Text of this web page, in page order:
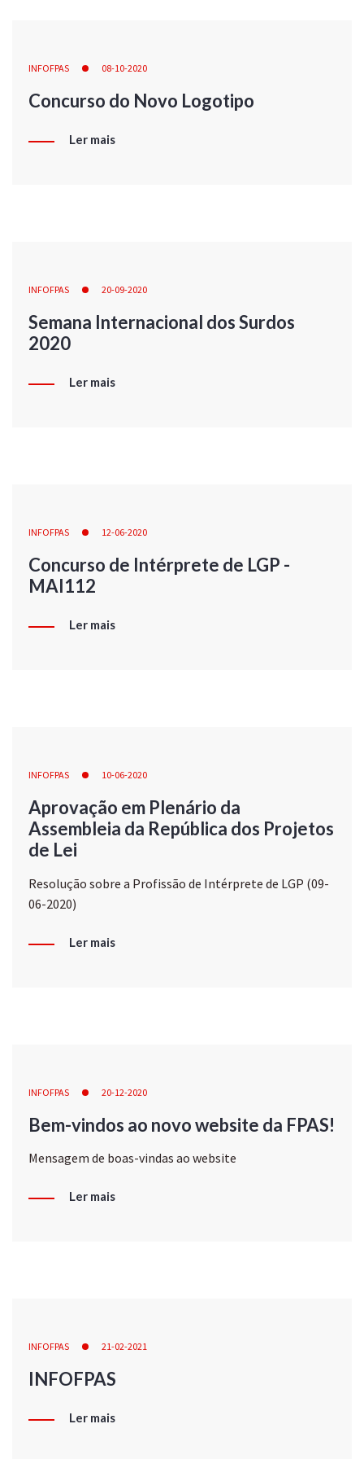
INFOFPAS 08-10-2020
Concurso do Novo Logotipo
Ler mais
INFOFPAS 20-09-2020
Semana Internacional dos Surdos
2020
Ler mais
INFOFPAS 12-06-2020
Concurso de Intérprete de LGP -
MAI112
Ler mais
INFOFPAS 10-06-2020
Aprovação em Plenário da
Assembleia da República dos Projetos
de Lei
Resolução sobre a Profissão de Intérprete de LGP (09-
06-2020)
Ler mais
INFOFPAS 20-12-2020
Bem-vindos ao novo website da FPAS!
Mensagem de boas-vindas ao website
Ler mais
INFOFPAS 21-02-2021
INFOFPAS
Ler mais